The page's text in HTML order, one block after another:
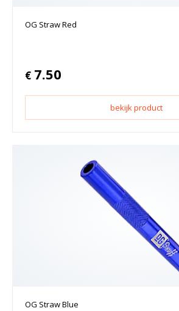
OG Straw Red
€ 7.50
bekijk product
OG Straw Blue